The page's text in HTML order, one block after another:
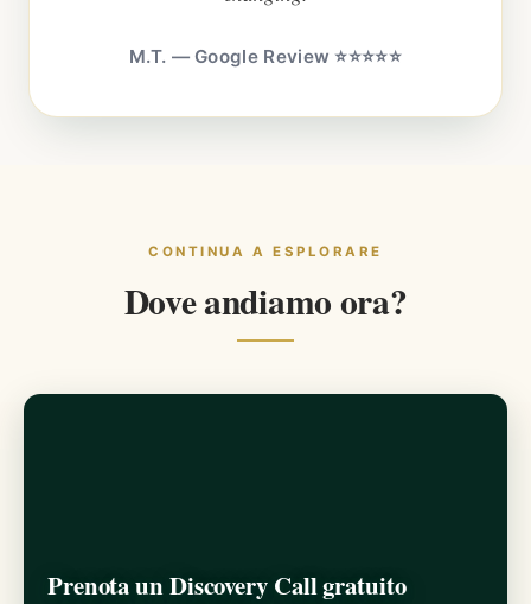
M.T. — Google Review ⭐⭐⭐⭐⭐
CONTINUA A ESPLORARE
Dove andiamo ora?
Prenota un Discovery Call gratuito